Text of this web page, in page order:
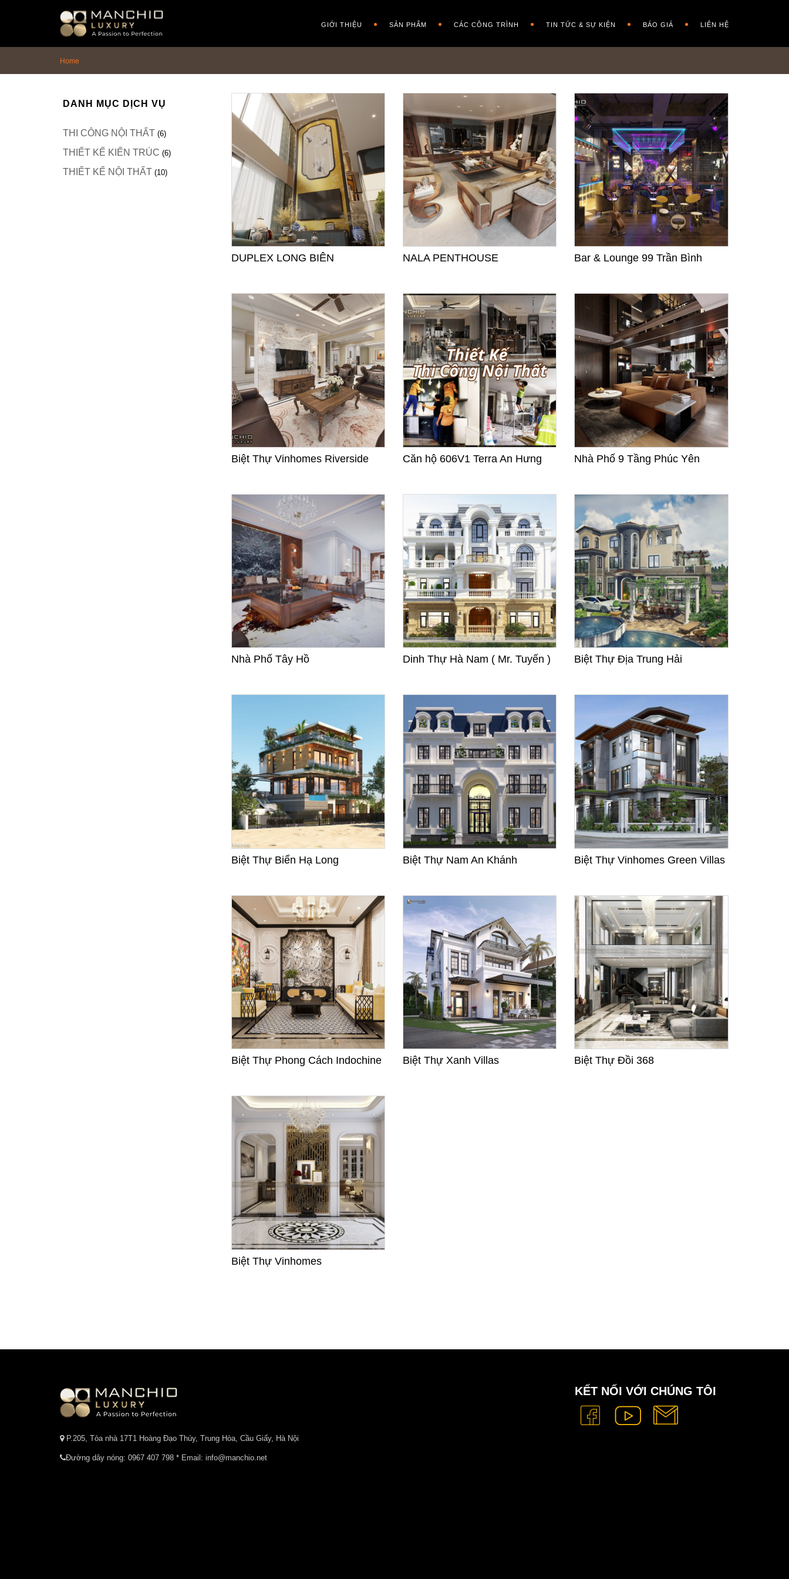
GIỚI THIỆU SẢN PHẨM CÁC CÔNG TRÌNH TIN TỨC & SỰ KIỆN BÁO GIÁ LIÊN HỆ
Home
DANH MỤC DỊCH VỤ
THI CÔNG NỘI THẤT (6)
THIẾT KẾ KIẾN TRÚC (6)
THIẾT KẾ NỘI THẤT (10)
DUPLEX LONG BIÊN NALA PENTHOUSE Bar & Lounge 99 Trần Bình
Biệt Thự Vinhomes Riverside Căn hộ 606V1 Terra An Hưng Nhà Phố 9 Tầng Phúc Yên
Nhà Phố Tây Hồ Dinh Thự Hà Nam ( Mr. Tuyến ) Biệt Thự Địa Trung Hải
Biệt Thự Biển Hạ Long Biệt Thự Nam An Khánh Biệt Thự Vinhomes Green Villas
Biệt Thự Phong Cách Indochine Biệt Thự Xanh Villas Biệt Thự Đồi 368
Biệt Thự Vinhomes
P.205, Tòa nhà 17T1 Hoàng Đạo Thúy, Trung Hòa, Cầu Giấy, Hà Nội
Đường dây nóng: 0967 407 798 * Email: info@manchio.net
KẾT NỐI VỚI CHÚNG TÔI